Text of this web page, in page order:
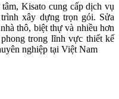
Kisato cung cấp dịch vụ
xây dựng trọn gói. Sửa
thô, biệt thự và nhiều hơn
trong lĩnh vực thiết kế
nghiệp tại Việt Nam